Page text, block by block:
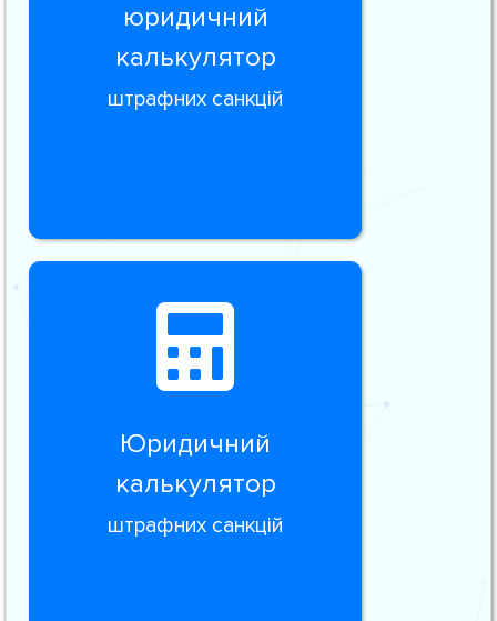
юридичний
калькулятор
штрафних санкцій
Юридичний
калькулятор
штрафних санкцій